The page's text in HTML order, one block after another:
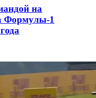
на
Формулы-1